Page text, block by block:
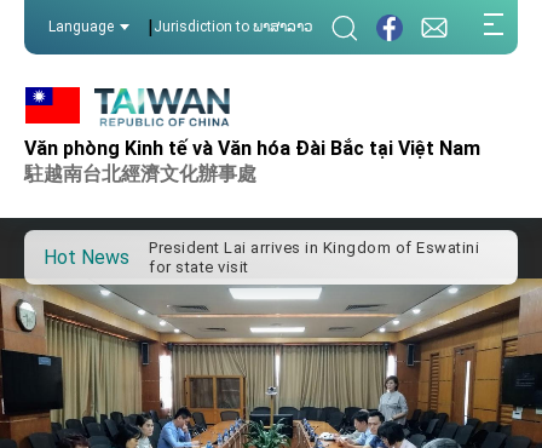
Language | Jurisdiction to ພາສາລາວ
Văn phòng Kinh tế và Văn hóa Đài Bắc tại Việt Nam
駐越南台北經濟文化辦事處
Hot News
Important Remarks of the Ministry of Foreign
Affairs
Taiwan government to open office in Arizona,
advancing Taiwan-US exchanges and
President Lai arrives in Kingdom of Eswatini
for state visit
VP Hsiao addresses 41st Space Symposium
Taiwan’s economic growth is a priority for
President Lai
President Lai’s remarks for Lunar New Year
President Lai interviewed by AFP